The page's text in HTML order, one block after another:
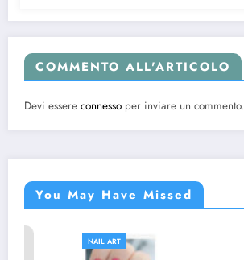
COMMENTO ALL'ARTICOLO
Devi essere connesso per inviare un commento.
You May Have Missed